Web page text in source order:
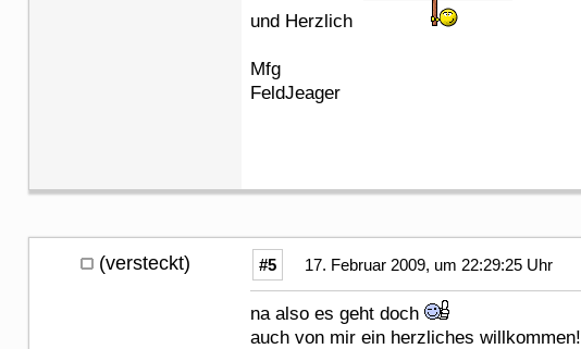
und Herzlich
Mfg
FeldJeager
(versteckt) #5 17. Februar 2009, um 22:29:25 Uhr
na also es geht doch
auch von mir ein herzliches willkommen!